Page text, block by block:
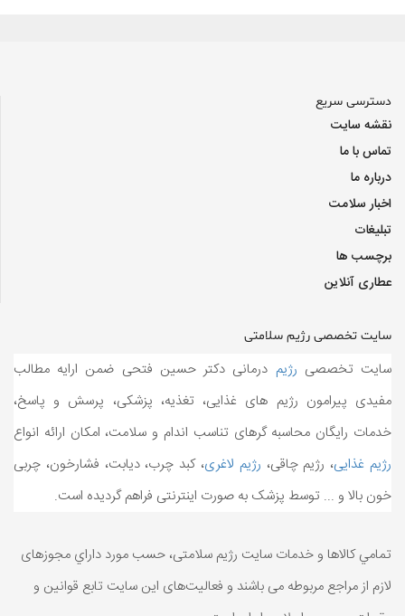
دسترسی سریع
نقشه سایت
تماس با ما
درباره ما
اخبار سلامت
تبلیغات
برچسب ها
عطاری آنلاین
سایت تخصصی رژیم سلامتی
سایت تخصصی رژیم درمانی دکتر حسین فتحی ضمن ارایه مطالب
مفیدی پیرامون رژیم های غذایی، تغذیه، پزشکی، پرسش و پاسخ،
خدمات رایگان محاسبه گرهای تناسب اندام و سلامت، امکان ارائه انواع
رژیم غذایی، رژیم چاقی، رژیم لاغری، کبد چرب، دیابت، فشارخون، چربی
خون بالا و ... توسط پزشک به صورت اینترنتی فراهم گردیده است.
تمامي كالاها و خدمات سایت رژیم سلامتی، حسب مورد داراي مجوزهای
لازم از مراجع مربوطه می باشند و فعاليت‌های اين سايت تابع قوانين و